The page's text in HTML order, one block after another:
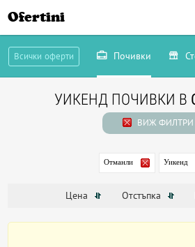
Ofertini
Всички оферти Почивки
УИКЕНД ПОЧИВКИ В
ВИЖ ФИЛТРИ
Отманли Уикенд
Цена Отстъпка